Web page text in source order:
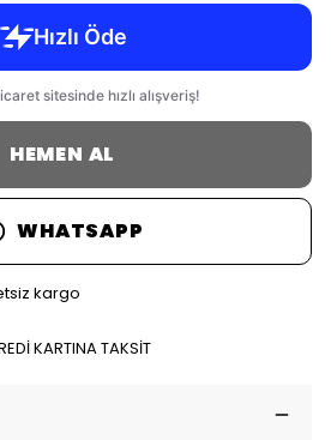
HEMEN AL
WHATSAPP
kargo
KARTINA TAKSİT